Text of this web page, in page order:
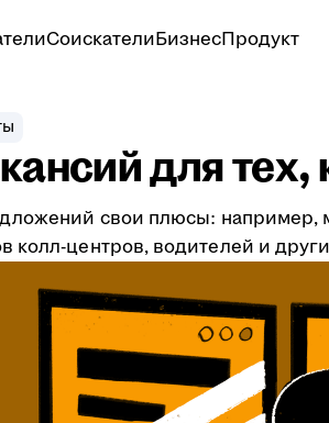
СоискателиБизнесПродукт
для
свои плюсы: например,
колл-центров, водителей и